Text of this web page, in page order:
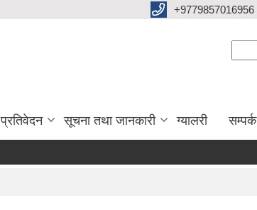
+9779857016956
प्रतिवेदन सूचना तथा जानकारी ग्यालरी सम्पर्क